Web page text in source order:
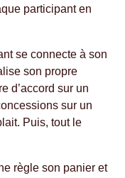
participant en
se connecte à son
son propre
d’accord sur un
sur un
Puis, tout le
règle son panier et